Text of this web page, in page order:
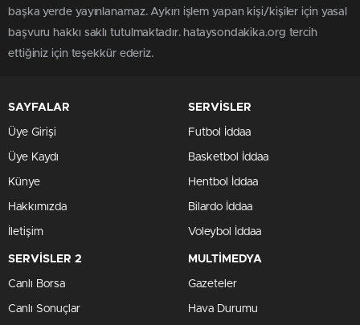
başka yerde yayınlanamaz. Aykırı işlem yapan kişi/kişiler için yasal
başvuru hakkı saklı tutulmaktadır. hataysondakika.org tercih
ettiğiniz için teşekkür ederiz.
SAYFALAR
Üye Girişi
Üye Kaydı
Künye
Hakkımızda
İletişim
SERVİSLER
Futbol İddaa
Basketbol İddaa
Hentbol İddaa
Bilardo İddaa
Voleybol İddaa
SERVİSLER 2
Canlı Borsa
Canlı Sonuçlar
MULTİMEDYA
Gazeteler
Hava Durumu